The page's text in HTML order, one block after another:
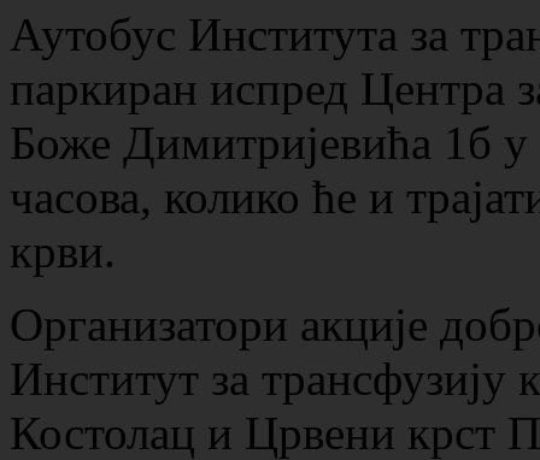
Аутобус Института за
паркиран испред Центра
Боже Димитријевића 1б
часова, колико ће и
крви.
Организатори акције
Институт за
Костолац и Црвени крст